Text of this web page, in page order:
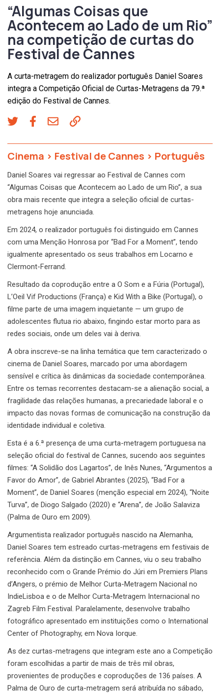
“Algumas Coisas que
Acontecem ao Lado de um Rio”
na competição de curtas do
Festival de Cannes
A curta-metragem do realizador português Daniel Soares
integra a Competição Oficial de Curtas-Metragens da 79.ª
edição do Festival de Cannes.
Cinema > Festival de Cannes > Português
Daniel Soares vai regressar ao Festival de Cannes com
“Algumas Coisas que Acontecem ao Lado de um Rio”, a sua
obra mais recente que integra a seleção oficial de curtas-
metragens hoje anunciada.
Em 2024, o realizador português foi distinguido em Cannes
com uma Menção Honrosa por “Bad For a Moment”, tendo
igualmente apresentado os seus trabalhos em Locarno e
Clermont-Ferrand.
Resultado da coprodução entre a O Som e a Fúria (Portugal),
L’Oeil Vif Productions (França) e Kid With a Bike (Portugal), o
filme parte de uma imagem inquietante — um grupo de
adolescentes flutua rio abaixo, fingindo estar morto para as
redes sociais, onde um deles vai à deriva.
A obra inscreve-se na linha temática que tem caracterizado o
cinema de Daniel Soares, marcado por uma abordagem
sensível e crítica às dinâmicas da sociedade contemporânea.
Entre os temas recorrentes destacam-se a alienação social, a
fragilidade das relações humanas, a precariedade laboral e o
impacto das novas formas de comunicação na construção da
identidade individual e coletiva.
Esta é a 6.ª presença de uma curta-metragem portuguesa na
seleção oficial do festival de Cannes, sucendo aos seguintes
filmes: “A Solidão dos Lagartos”, de Inês Nunes, “Argumentos a
Favor do Amor”, de Gabriel Abrantes (2025), “Bad For a
Moment”, de Daniel Soares (menção especial em 2024), “Noite
Turva”, de Diogo Salgado (2020) e “Arena”, de João Salaviza
(Palma de Ouro em 2009).
Argumentista realizador português nascido na Alemanha,
Daniel Soares tem estreado curtas-metragens em festivais de
referência. Além da distinção em Cannes, viu o seu trabalho
reconhecido com o Grande Prémio do Júri em Premiers Plans
d’Angers, o prémio de Melhor Curta-Metragem Nacional no
IndieLisboa e o de Melhor Curta-Metragem Internacional no
Zagreb Film Festival. Paralelamente, desenvolve trabalho
fotográfico apresentado em instituições como o International
Center of Photography, em Nova Iorque.
As dez curtas-metragens que integram este ano a Competição
foram escolhidas a partir de mais de três mil obras,
provenientes de produções e coproduções de 136 países. A
Palma de Ouro de curta-metragem será atribuída no sábado,